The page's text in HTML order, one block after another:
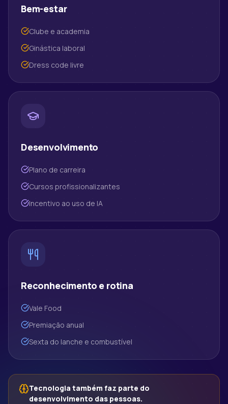
Bem-estar
Clube e academia
Ginástica laboral
Dress code livre
Desenvolvimento
Plano de carreira
Cursos profissionalizantes
Incentivo ao uso de IA
Reconhecimento e rotina
Vale Food
Premiação anual
Sexta do lanche e combustível
Tecnologia também faz parte do
desenvolvimento das pessoas.